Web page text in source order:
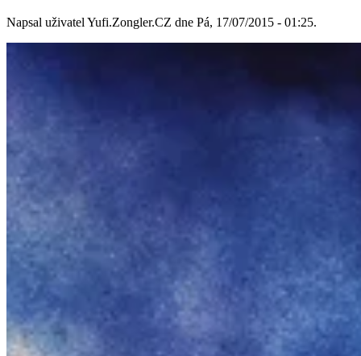
Napsal uživatel Yufi.Zongler.CZ dne Pá, 17/07/2015 - 01:25.